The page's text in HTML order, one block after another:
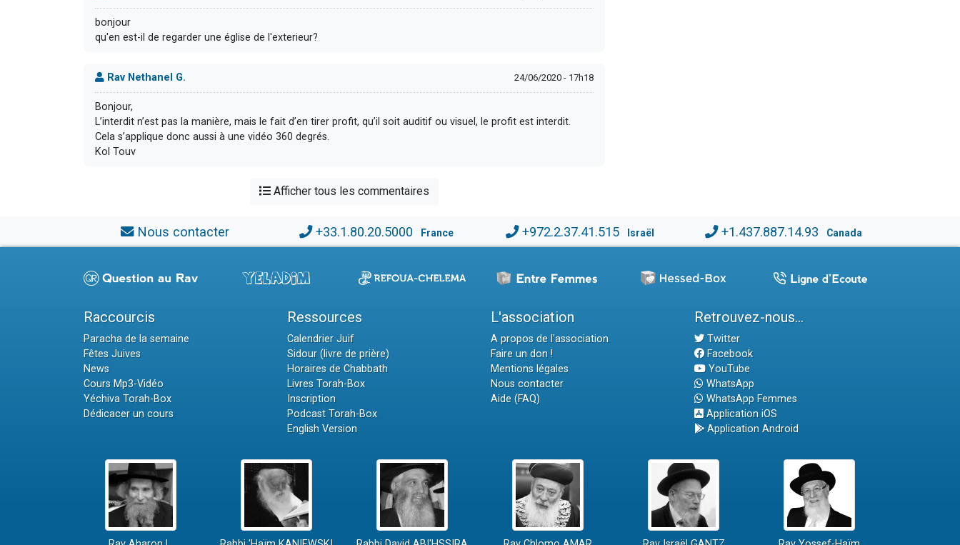
bonjour
qu'en est-il de regarder une église de l'exterieur?
Rav Nethanel G. 24/06/2020 - 17h18
Bonjour,
L’interdit n’est pas la manière, mais le fait d’en tirer profit, qu’il soit auditif ou visuel, le profit est interdit.
Cela s’applique donc aussi à une vidéo 360 degrés.
Kol Touv
Afficher tous les commentaires
Nous contacter +33.1.80.20.5000 France +972.2.37.41.515 Israël +1.437.887.14.93 Canada
Raccourcis
Paracha de la semaine
Fêtes Juives
News
Cours Mp3-Vidéo
Yéchiva Torah-Box
Dédicacer un cours
Ressources
Calendrier Juif
Sidour (livre de prière)
Horaires de Chabbath
Livres Torah-Box
Inscription
Podcast Torah-Box
English Version
L'association
A propos de l'association
Faire un don !
Mentions légales
Nous contacter
Aide (FAQ)
Retrouvez-nous...
Twitter
Facebook
YouTube
WhatsApp
WhatsApp Femmes
Application iOS
Application Android